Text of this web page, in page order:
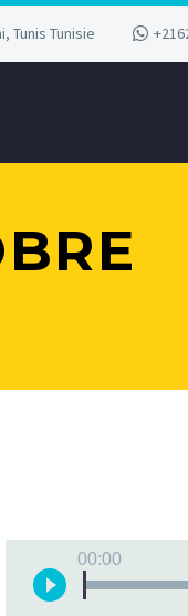
Tunis Tunisie
00:00